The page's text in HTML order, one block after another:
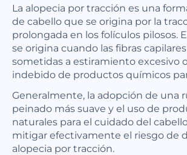
La alopecia por tracción es una
de cabello que se origina por la
prolongada en los folículos pilosos.
se origina cuando las fibras
sometidas a estiramiento excesivo
indebido de productos químicos
Generalmente, la adopción de una
peinado más suave y el uso de
naturales para el cuidado del
mitigar efectivamente el riesgo de
alopecia por tracción.